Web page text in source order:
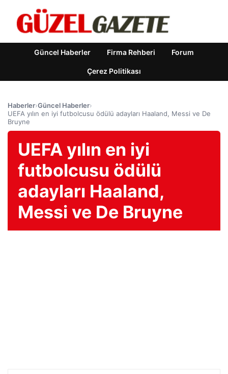
Güncel Haberler Firma Rehberi Forum
Çerez Politikası
Haberler›Güncel Haberler›
UEFA yılın en iyi futbolcusu ödülü adayları Haaland, Messi ve De
Bruyne
UEFA yılın en iyi
futbolcusu ödülü
adayları Haaland,
Messi ve De Bruyne